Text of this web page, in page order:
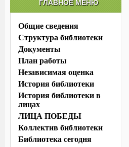
ГЛАВНОЕ МЕНЮ
Общие сведения
Структура библиотеки
Документы
План работы
Независимая оценка
История библиотеки
История библиотеки в
лицах
ЛИЦА ПОБЕДЫ
Коллектив библиотеки
Библиотека сегодня